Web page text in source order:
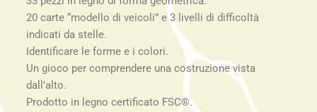
20 carte “modello di veicoli” e 3 livelli di difficoltà
indicati da stelle.
Identificare le forme e i colori.
Un gioco per comprendere una costruzione vista
dall’alto.
Prodotto in legno certificato FSC®.